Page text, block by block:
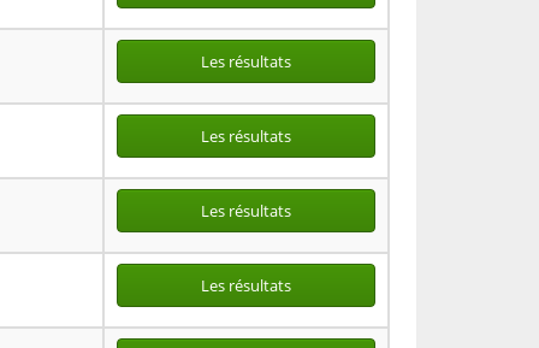
Les résultats
Les résultats
Les résultats
Les résultats